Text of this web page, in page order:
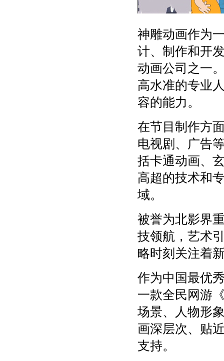
神雕动画作为
计、制作和开
动画公司之一
高水准的专业
容的能力。
在节目制作方
电视剧、广告
括卡通动画、
高超的技术和
域。
被誉为北影界
技领航，艺术
略时刻关注着
作为中国最优
一款全民网游
场景、人物形
画深层次、贴
支持。